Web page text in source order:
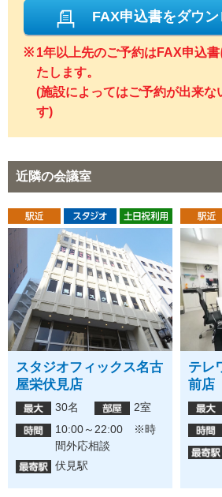
FAX申込書をダウン
1年以上先のご予約はFAX申込
たします。
(施設によってはご予約が出来な
す)
近隣の会議室
スタジオフィックス名古
屋栄伏見店
30名
2室
10:00～22:00 ※時
間外応相談
伏見駅
テレ
前店